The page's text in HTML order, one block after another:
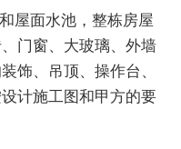
屋面水池，整栋房屋
门窗、大玻璃、外墙
饰、吊顶、操作台、
计施工图和甲方的要